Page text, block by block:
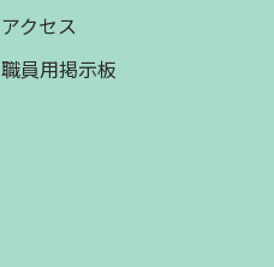
アクセス
職員用掲示板